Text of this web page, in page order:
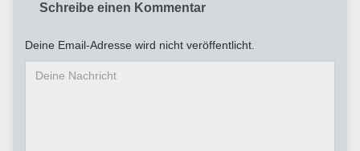
Schreibe einen Kommentar
Deine Email-Adresse wird nicht veröffentlicht.